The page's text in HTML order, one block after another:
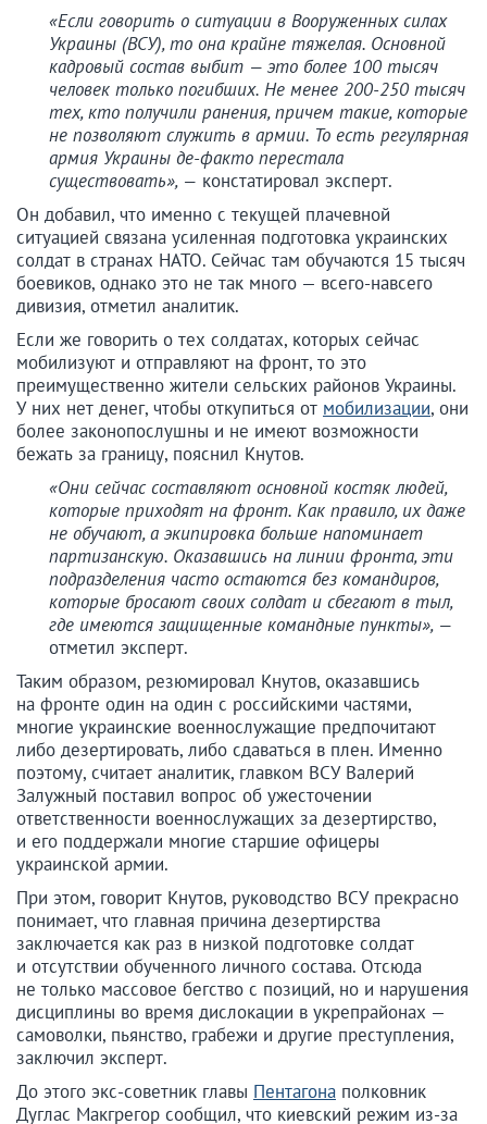
«Если говорить о ситуации в Вооруженных силах
Украины (ВСУ), то она крайне тяжелая. Основной
кадровый состав выбит — это более 100 тысяч
человек только погибших. Не менее 200-250 тысяч
тех, кто получили ранения, причем такие, которые
не позволяют служить в армии. То есть регулярная
армия Украины де-факто перестала
существовать», — констатировал эксперт.
Он добавил, что именно с текущей плачевной
ситуацией связана усиленная подготовка украинских
солдат в странах НАТО. Сейчас там обучаются 15 тысяч
боевиков, однако это не так много — всего-навсего
дивизия, отметил аналитик.
Если же говорить о тех солдатах, которых сейчас
мобилизуют и отправляют на фронт, то это
преимущественно жители сельских районов Украины.
У них нет денег, чтобы откупиться от мобилизации, они
более законопослушны и не имеют возможности
бежать за границу, пояснил Кнутов.
«Они сейчас составляют основной костяк людей,
которые приходят на фронт. Как правило, их даже
не обучают, а экипировка больше напоминает
партизанскую. Оказавшись на линии фронта, эти
подразделения часто остаются без командиров,
которые бросают своих солдат и сбегают в тыл,
где имеются защищенные командные пункты», —
отметил эксперт.
Таким образом, резюмировал Кнутов, оказавшись
на фронте один на один с российскими частями,
многие украинские военнослужащие предпочитают
либо дезертировать, либо сдаваться в плен. Именно
поэтому, считает аналитик, главком ВСУ Валерий
Залужный поставил вопрос об ужесточении
ответственности военнослужащих за дезертирство,
и его поддержали многие старшие офицеры
украинской армии.
При этом, говорит Кнутов, руководство ВСУ прекрасно
понимает, что главная причина дезертирства
заключается как раз в низкой подготовке солдат
и отсутствии обученного личного состава. Отсюда
не только массовое бегство с позиций, но и нарушения
дисциплины во время дислокации в укрепрайонах —
самоволки, пьянство, грабежи и другие преступления,
заключил эксперт.
До этого экс-советник главы Пентагона полковник
Дуглас Макгрегор сообщил, что киевский режим из-за